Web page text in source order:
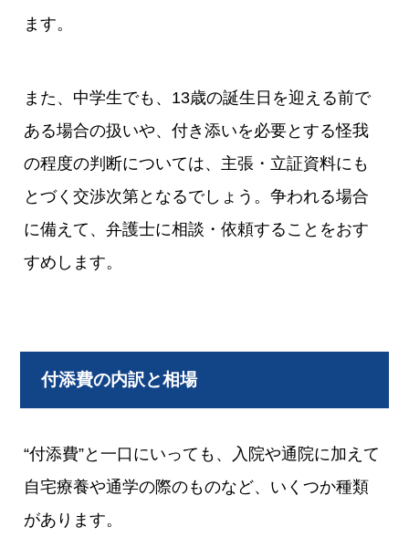
ます。
また、中学生でも、13歳の誕生日を迎える前で
ある場合の扱いや、付き添いを必要とする怪我
の程度の判断については、主張・立証資料にも
とづく交渉次第となるでしょう。争われる場合
に備えて、弁護士に相談・依頼することをおす
すめします。
付添費の内訳と相場
“付添費”と一口にいっても、入院や通院に加えて
自宅療養や通学の際のものなど、いくつか種類
があります。